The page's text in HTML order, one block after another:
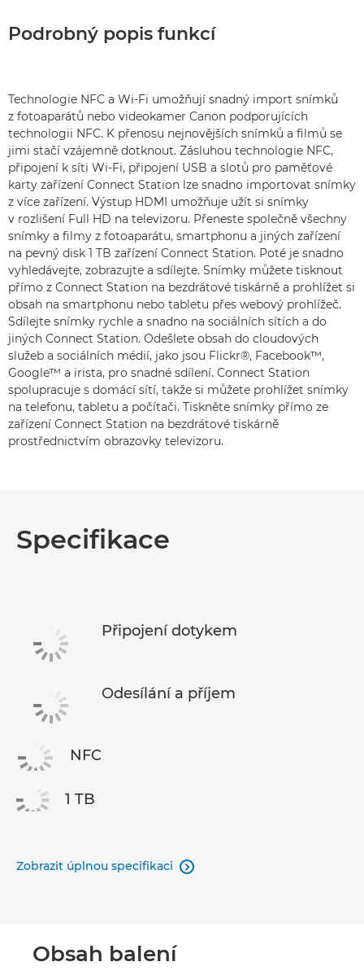
Podrobný popis funkcí
Technologie NFC a Wi-Fi umožňují snadný import snímků
z fotoaparátů nebo videokamer Canon podporujících
technologii NFC. K přenosu nejnovějších snímků a filmů se
jimi stačí vzájemně dotknout. Zásluhou technologie NFC,
připojení k síti Wi-Fi, připojení USB a slotů pro paměťové
karty zařízení Connect Station lze snadno importovat snímky
z více zařízení. Výstup HDMI umožňuje užít si snímky
v rozlišení Full HD na televizoru. Přeneste společně všechny
snímky a filmy z fotoaparátu, smartphonu a jiných zařízení
na pevný disk 1 TB zařízení Connect Station. Poté je snadno
vyhledávejte, zobrazujte a sdílejte. Snímky můžete tisknout
přímo z Connect Station na bezdrátové tiskárně a prohlížet si
obsah na smartphonu nebo tabletu přes webový prohlížeč.
Sdílejte snímky rychle a snadno na sociálních sítích a do
jiných Connect Station. Odešlete obsah do cloudových
služeb a sociálních médií, jako jsou Flickr®, Facebook™,
Google™ a irista, pro snadné sdílení. Connect Station
spolupracuje s domácí sítí, takže si můžete prohlížet snímky
na telefonu, tabletu a počítači. Tiskněte snímky přímo ze
zařízení Connect Station na bezdrátové tiskárně
prostřednictvím obrazovky televizoru.
Specifikace
Připojení dotykem
Odesílání a příjem
NFC
1 TB
Zobrazit úplnou specifikaci 
Obsah balení